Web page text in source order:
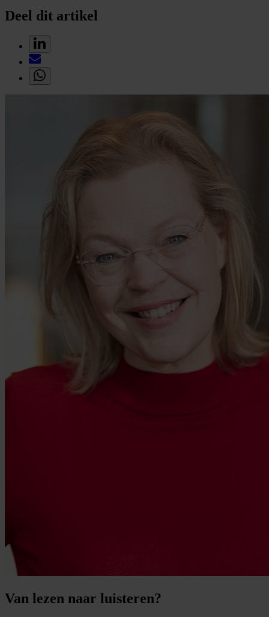
Deel dit artikel
Van lezen naar luisteren?